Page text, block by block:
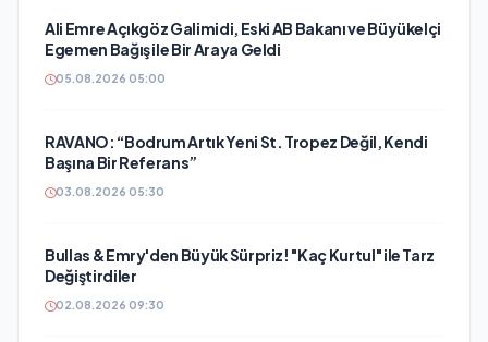
Ali Emre Açıkgöz Galimidi, Eski AB Bakanı ve Büyükelçi
Egemen Bağış ile Bir Araya Geldi
05.08.2026 05:00
RAVANO: “Bodrum Artık Yeni St. Tropez Değil, Kendi
Başına Bir Referans”
03.08.2026 05:30
Bullas & Emry'den Büyük Sürpriz! "Kaç Kurtul" ile Tarz
Değiştirdiler
02.08.2026 09:30